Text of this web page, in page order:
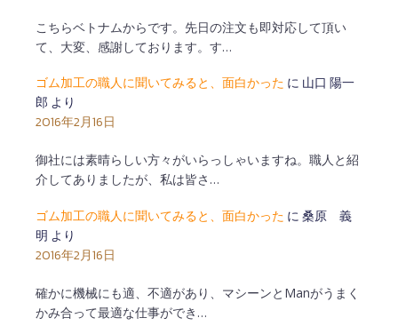
こちらベトナムからです。先日の注文も即対応して頂い
て、大変、感謝しております。す…
ゴム加工の職人に聞いてみると、面白かった に 山口 陽一
郎 より
2016年2月16日
御社には素晴らしい方々がいらっしゃいますね。職人と紹
介してありましたが、私は皆さ…
ゴム加工の職人に聞いてみると、面白かった に桑原 義
明 より
2016年2月16日
確かに機械にも適、不適があり、マシーンとManがうまく
かみ合って最適な仕事ができ…